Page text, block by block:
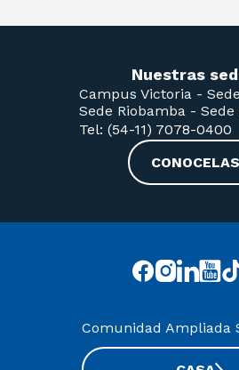
Nuestras
Campus Victoria -
Sede Riobamba - Sede
Tel: (54-11) 7078-0400
CONOCELAS
Comunidad Ampliada